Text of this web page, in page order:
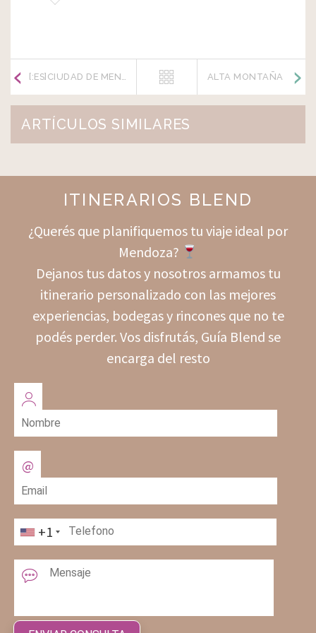
[:ES]CIUDAD DE MENDOZA[:EN]MENDOZA CITY[:] ALTA MONTAÑA
ARTÍCULOS SIMILARES
ITINERARIOS BLEND
¿Querés que planifiquemos tu viaje ideal por
Mendoza?
Dejanos tus datos y nosotros armamos tu
itinerario personalizado con las mejores
experiencias, bodegas y rincones que no te
podés perder. Vos disfrutás, Guía Blend se
encarga del resto
+1